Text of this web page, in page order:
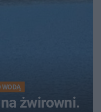
WODĄ
żwirowni.